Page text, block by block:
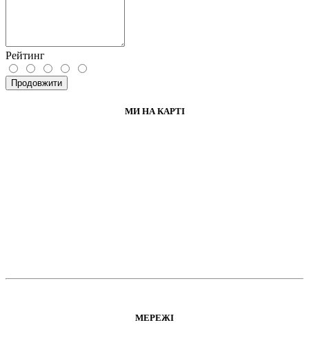
Рейтинг
Продовжити
МИ НА КАРТІ
МЕРЕЖІ